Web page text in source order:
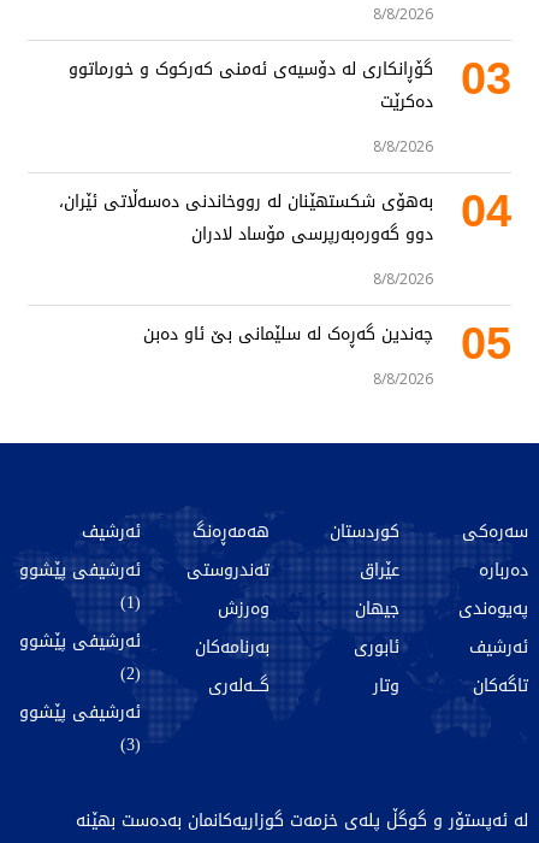
8/8/2026
03
گۆڕانکاری لە دۆسیەی ئەمنی کەرکوک و خورماتوو
دەکرێت
8/8/2026
04
بەهۆی شکستهێنان لە رووخاندنی دەسەڵاتی ئێران،
دوو گەورەبەرپرسی مۆساد لادران
8/8/2026
05 چەندین گەڕەک لە سلێمانی بێ ئاو دەبن
8/8/2026
سەرەکی
دەربارە
پەیوەندی
ئەرشیف
تاگەکان
کوردستان
عێراق
جیهان
ئابوری
وتار
هەمەڕەنگ
تەندروستی
وەرزش
بەرنامەکان
گـــەلەری
ئەرشیف
ئەرشیفی پێشوو
(1)
ئەرشیفی پێشوو
(2)
ئەرشیفی پێشوو
(3)
لە ئەپستۆر و گوگڵ پلەی خزمەت گوزاریەکانمان بەدەست بهێنە